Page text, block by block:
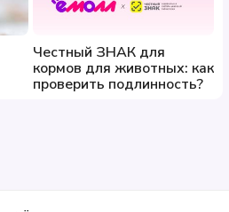
Честный ЗНАК для
кормов для животных: как
проверить подлинность?